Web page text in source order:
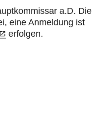
a.D. Die
eine Anmeldung ist
erfolgen.